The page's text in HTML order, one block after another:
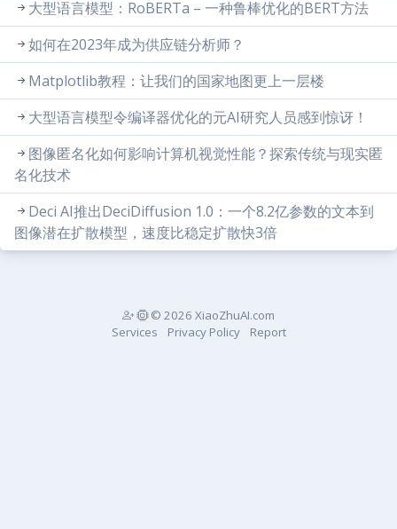
大型语言模型：RoBERTa – 一种鲁棒优化的BERT方法
如何在2023年成为供应链分析师？
Matplotlib教程：让我们的国家地图更上一层楼
大型语言模型令编译器优化的元AI研究人员感到惊讶！
图像匿名化如何影响计算机视觉性能？探索传统与现实匿
名化技术
Deci AI推出DeciDiffusion 1.0：一个8.2亿参数的文本到
图像潜在扩散模型，速度比稳定扩散快3倍
© 2026 XiaoZhuAI.com
Services
Privacy Policy Report